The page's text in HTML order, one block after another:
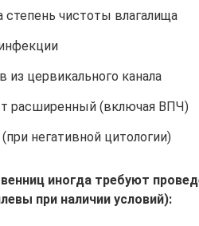
степень чистоты влагалища
из цервикального канала
расширенный (включая ВПЧ)
негативной цитологии)
иногда требуют
при наличии условий):